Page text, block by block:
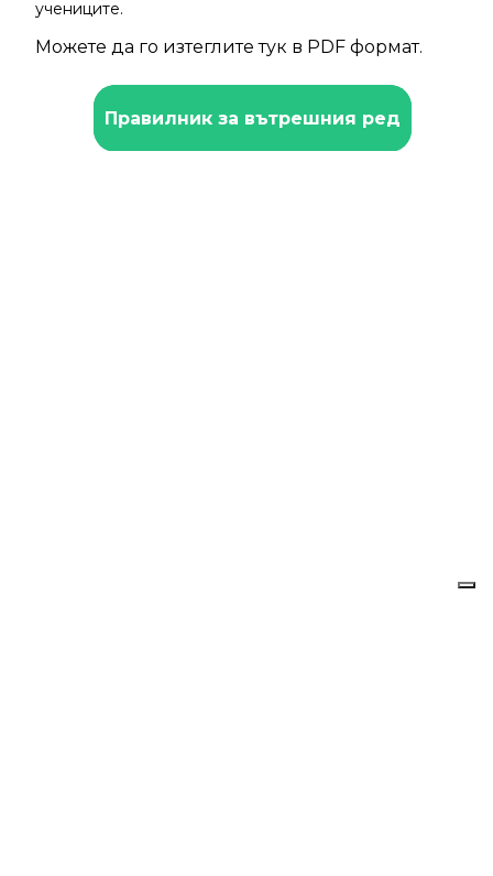
учениците.
Можете да го изтеглите тук в PDF формат.
Правилник за вътрешния ред